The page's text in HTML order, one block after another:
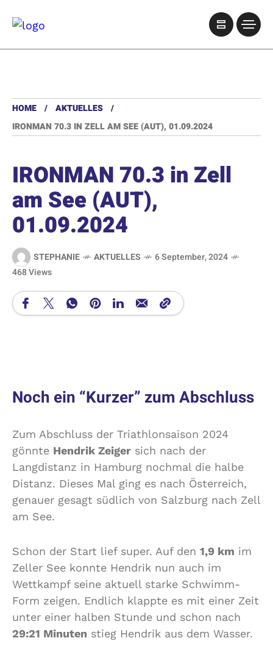
HOME
AKTUELLES
IRONMAN 70.3 IN ZELL AM SEE (AUT), 01.09.2024
IRONMAN 70.3 in Zell
am See (AUT),
01.09.2024
STEPHANIE AKTUELLES
6 September, 2024
468 Views
Noch ein “Kurzer” zum Abschluss
Zum Abschluss der Triathlonsaison 2024
gönnte Hendrik Zeiger sich nach der
Langdistanz in Hamburg nochmal die halbe
Distanz. Dieses Mal ging es nach Österreich,
genauer gesagt südlich von Salzburg nach Zell
am See.
Schon der Start lief super. Auf den 1,9 km im
Zeller See konnte Hendrik nun auch im
Wettkampf seine aktuell starke Schwimm-
Form zeigen. Endlich klappte es mit einer Zeit
unter einer halben Stunde und schon nach
29:21 Minuten stieg Hendrik aus dem Wasser.